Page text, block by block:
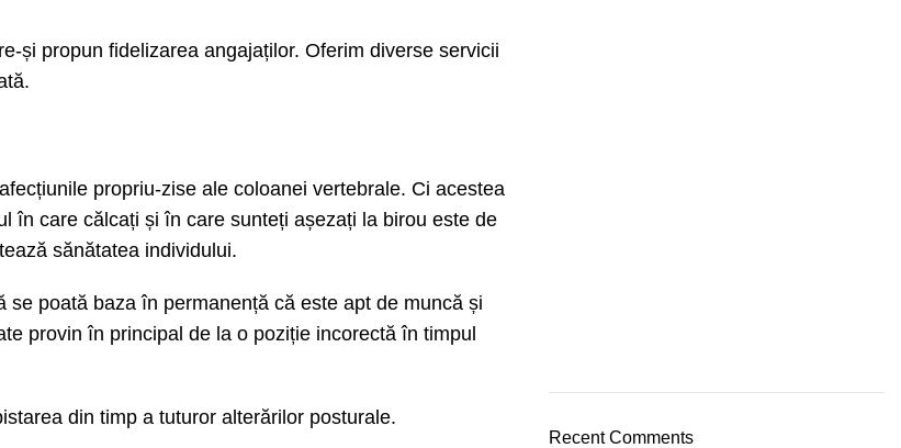
și propun fidelizarea angajaților. Oferim diverse servicii
propriu-zise ale coloanei vertebrale. Ci acestea
în care călcați și în care sunteți așezați la birou este de
sănătatea individului.
poată baza în permanență că este apt de muncă și
provin în principal de la o poziție incorectă în timpul
din timp a tuturor alterărilor posturale.
Recent Comments